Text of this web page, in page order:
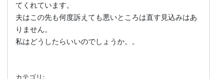
てくれています。
夫はこの先も何度訴えても悪いところは直す見込みはあ
りません。
私はどうしたらいいのでしょうか。。
カテゴリ: